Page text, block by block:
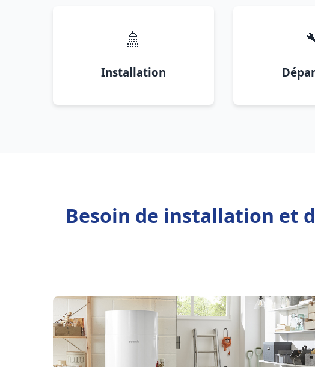
🚿
Installation
Besoin de installation et